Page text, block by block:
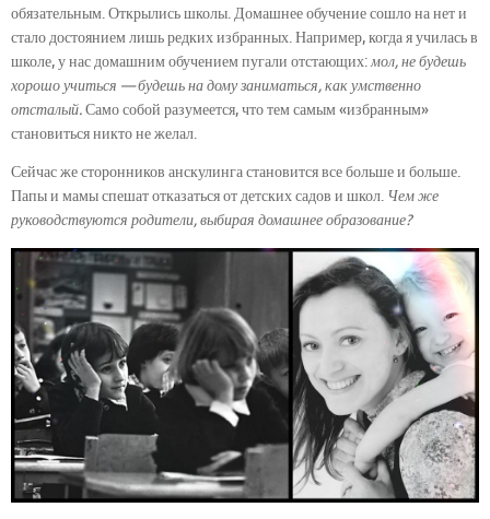
обязательным. Открылись школы. Домашнее обучение сошло на нет и
стало достоянием лишь редких избранных. Например, когда я училась в
школе, у нас домашним обучением пугали отстающих:мол, не будешь
хорошо учиться — будешь на дому заниматься, как умственно
отсталый.Само собой разумеется, что тем самым «избранным»
становиться никто не желал.
Сейчас же сторонников анскулинга становится все больше и больше.
Папы и мамы спешат отказаться от детских садов и школ. Чем же
руководствуются родители, выбирая домашнее образование?